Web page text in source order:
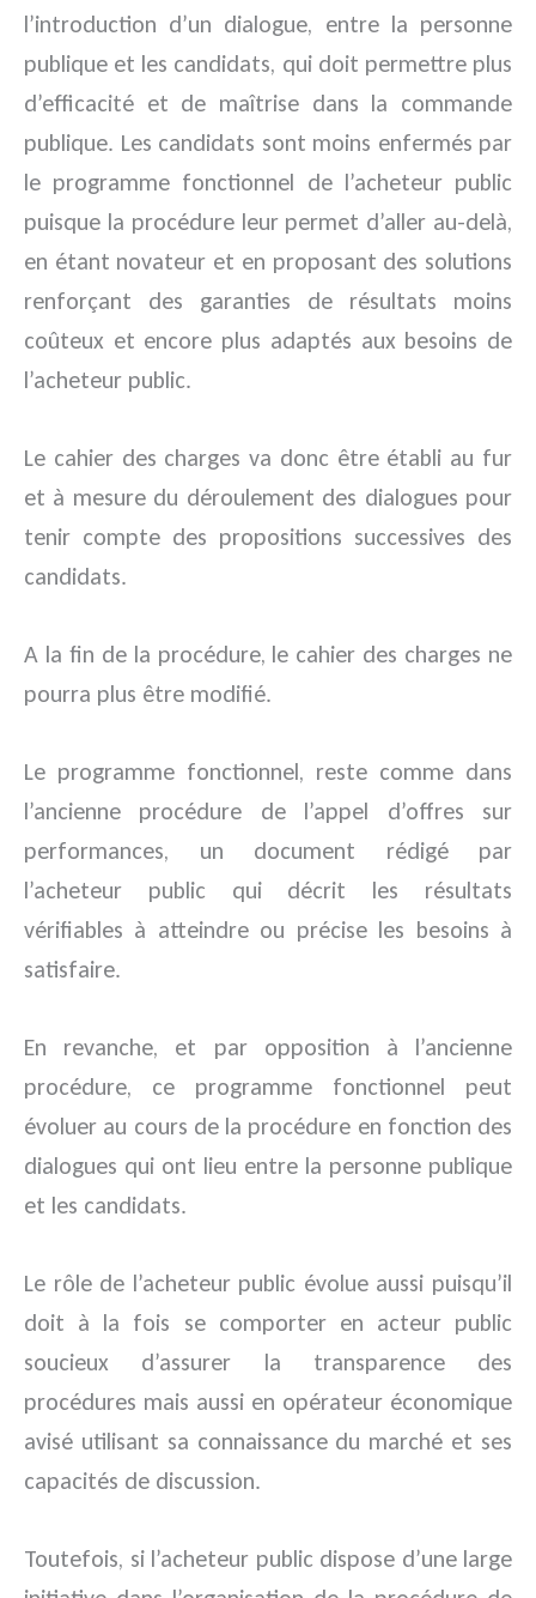
l’introduction d’un dialogue, entre la personne
publique et les candidats, qui doit permettre plus
d’efficacité et de maîtrise dans la commande
publique. Les candidats sont moins enfermés par
le programme fonctionnel de l’acheteur public
puisque la procédure leur permet d’aller au-delà,
en étant novateur et en proposant des solutions
renforçant des garanties de résultats moins
coûteux et encore plus adaptés aux besoins de
l’acheteur public.
Le cahier des charges va donc être établi au fur
et à mesure du déroulement des dialogues pour
tenir compte des propositions successives des
candidats.
A la fin de la procédure, le cahier des charges ne
pourra plus être modifié.
Le programme fonctionnel, reste comme dans
l’ancienne procédure de l’appel d’offres sur
performances, un document rédigé par
l’acheteur public qui décrit les résultats
vérifiables à atteindre ou précise les besoins à
satisfaire.
En revanche, et par opposition à l’ancienne
procédure, ce programme fonctionnel peut
évoluer au cours de la procédure en fonction des
dialogues qui ont lieu entre la personne publique
et les candidats.
Le rôle de l’acheteur public évolue aussi puisqu’il
doit à la fois se comporter en acteur public
soucieux d’assurer la transparence des
procédures mais aussi en opérateur économique
avisé utilisant sa connaissance du marché et ses
capacités de discussion.
Toutefois, si l’acheteur public dispose d’une large